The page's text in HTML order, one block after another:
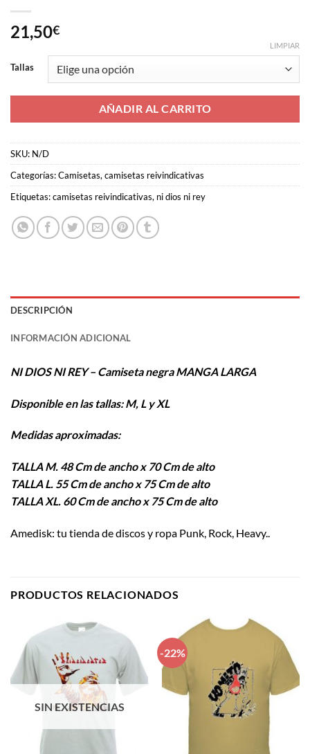
21,50€
Tallas
LIMPIAR
AÑADIR AL CARRITO
SKU: N/D
Categorías:Camisetas, camisetas reivindicativas
Etiquetas:camisetas reivindicativas, ni dios ni rey
DESCRIPCIÓN
INFORMACIÓN ADICIONAL
NI DIOS NI REY – Camiseta negra MANGA LARGA
Disponible en las tallas: M, L y XL
Medidas aproximadas:
TALLA M. 48 Cm de ancho x 70 Cm de alto
TALLA L. 55 Cm de ancho x 75 Cm de alto
TALLA XL. 60 Cm de ancho x 75 Cm de alto
Amedisk: tu tienda de discos y ropa Punk, Rock, Heavy..
PRODUCTOS RELACIONADOS
SIN EXISTENCIAS
-22%